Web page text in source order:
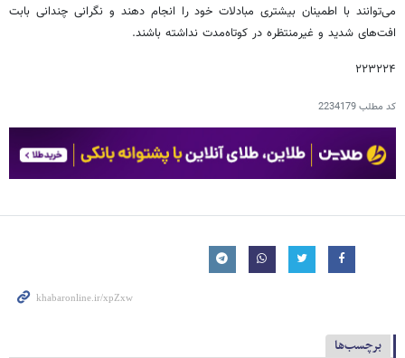
می‌توانند با اطمینان بیشتری مبادلات خود را انجام دهند و نگرانی چندانی بابت
افت‌های شدید و غیرمنتظره در کوتاه‌مدت نداشته باشند.
۲۲۳۲۲۴
کد مطلب2234179
برچسب‌ها